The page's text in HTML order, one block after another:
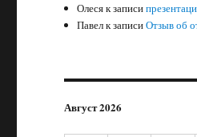
Олесяк записи
Павелк записиОтзыв об
Август 2026